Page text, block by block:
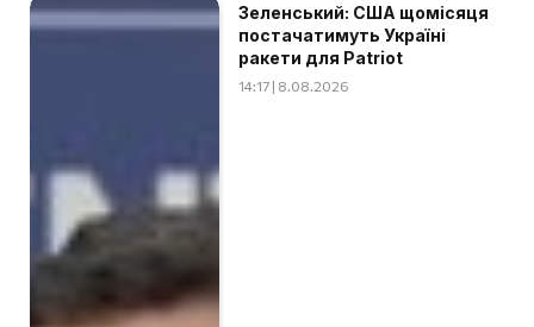
Зеленський: США щомісяця
постачатимуть Україні
ракети для Patriot
14:17 | 8.08.2026